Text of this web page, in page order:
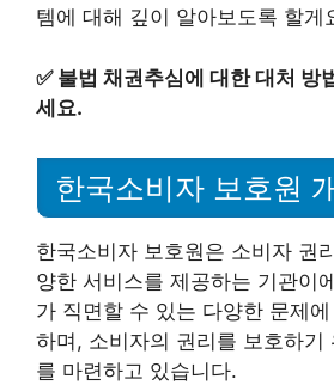
템에 대해 깊이 알아보도록 할게
✅ 불법 채권추심에 대한 대처 방
세요.
한국소비자 보호원
한국소비자 보호원은 소비자 권
양한 서비스를 제공하는 기관이
가 직면할 수 있는 다양한 문제
하며, 소비자의 권리를 보호하기
를 마련하고 있습니다.